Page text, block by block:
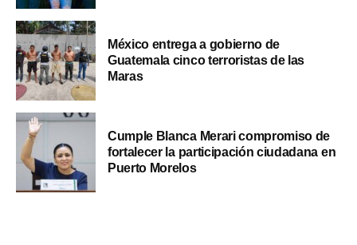
México entrega a gobierno de
Guatemala cinco terroristas de las
Maras
Cumple Blanca Merari compromiso de
fortalecer la participación ciudadana en
Puerto Morelos